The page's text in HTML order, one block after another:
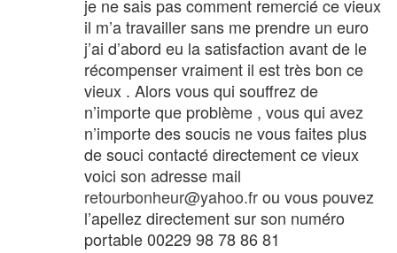
je ne sais pas comment remercié ce vieux
il m’a travailler sans me prendre un euro
j’ai d’abord eu la satisfaction avant de le
récompenser vraiment il est très bon ce
vieux . Alors vous qui souffrez de
n’importe que problème , vous qui avez
n’importe des soucis ne vous faites plus
de souci contacté directement ce vieux
voici son adresse mail
retourbonheur@yahoo.frou vous pouvez
l’apellez directement sur son numéro
portable 00229 98 78 86 81